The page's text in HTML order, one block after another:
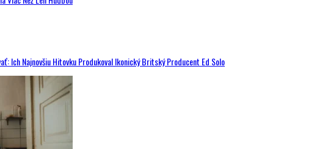
Ich Najnovšiu Hitovku Produkoval Ikonický Britský Producent Ed Solo